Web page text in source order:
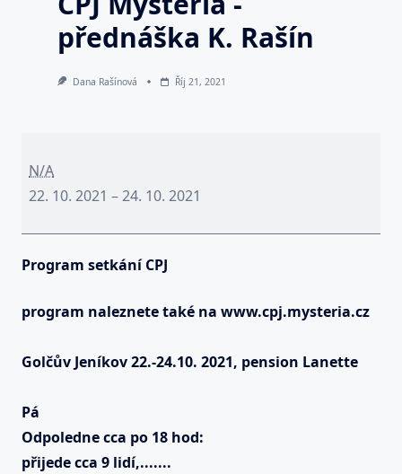
přednáška K. Rašín
Dana Rašínová Říj 21, 2021
setkání
CPJ
přednáška
Rašín
N/A
22. 10. 2021 –24. 10. 2021
Program setkáníCPJ
program naleznete také na www.cpj.mysteria.cz
Golčův Jeníkov22.-24.10. 2021, pension Lanette
Pá
Odpoledne cca po 18 hod:
přijede cca 9 lidí,.......